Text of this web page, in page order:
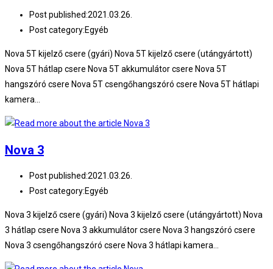
Post published:2021.03.26.
Post category:Egyéb
Nova 5T kijelző csere (gyári) Nova 5T kijelző csere (utángyártott)
Nova 5T hátlap csere Nova 5T akkumulátor csere Nova 5T
hangszóró csere Nova 5T csengőhangszóró csere Nova 5T hátlapi
kamera…
Nova 3
Post published:2021.03.26.
Post category:Egyéb
Nova 3 kijelző csere (gyári) Nova 3 kijelző csere (utángyártott) Nova
3 hátlap csere Nova 3 akkumulátor csere Nova 3 hangszóró csere
Nova 3 csengőhangszóró csere Nova 3 hátlapi kamera…